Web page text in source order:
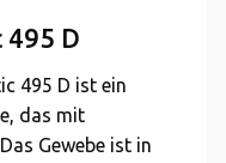
495 D
495 D ist ein
das mit
Gewebe ist in